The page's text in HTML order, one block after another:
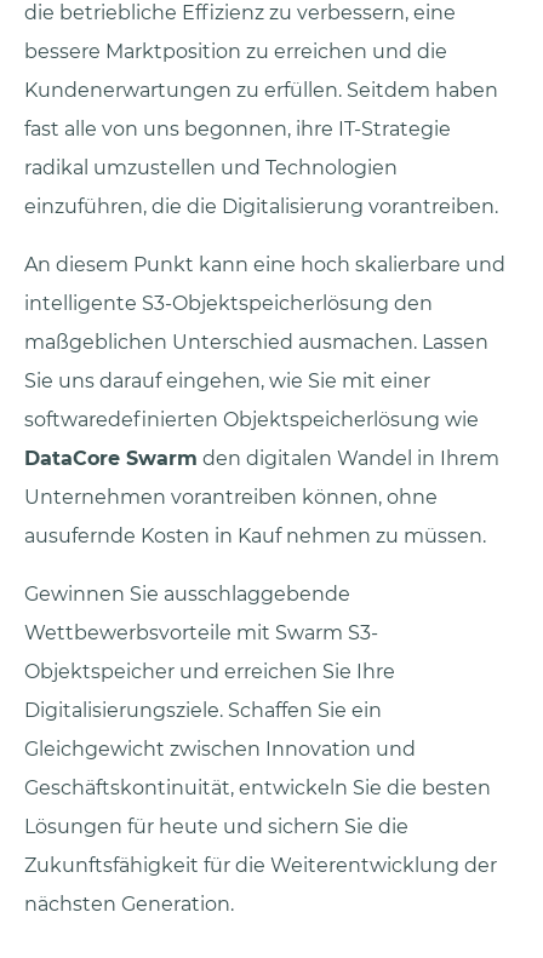
die betriebliche Effizienz zu verbessern, eine
bessere Marktposition zu erreichen und die
Kundenerwartungen zu erfüllen. Seitdem haben
fast alle von uns begonnen, ihre IT-Strategie
radikal umzustellen und Technologien
einzuführen, die die Digitalisierung vorantreiben.
An diesem Punkt kann eine hoch skalierbare und
intelligente S3-Objektspeicherlösung den
maßgeblichen Unterschied ausmachen. Lassen
Sie uns darauf eingehen, wie Sie mit einer
softwaredefinierten Objektspeicherlösung wie
DataCore Swarm den digitalen Wandel in Ihrem
Unternehmen vorantreiben können, ohne
ausufernde Kosten in Kauf nehmen zu müssen.
Gewinnen Sie ausschlaggebende
Wettbewerbsvorteile mit Swarm S3-
Objektspeicher und erreichen Sie Ihre
Digitalisierungsziele. Schaffen Sie ein
Gleichgewicht zwischen Innovation und
Geschäftskontinuität, entwickeln Sie die besten
Lösungen für heute und sichern Sie die
Zukunftsfähigkeit für die Weiterentwicklung der
nächsten Generation.